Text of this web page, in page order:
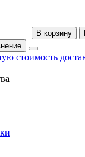
В корзину
стоимость